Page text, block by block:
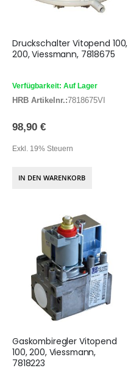
Druckschalter Vitopend 100,
200, Viessmann, 7818675
Verfügbarkeit: Auf Lager
HRB Artikelnr.:7818675VI
98,90 €
Exkl. 19% Steuern
IN DEN WARENKORB
Gaskombiregler Vitopend
100, 200, Viessmann,
7818223